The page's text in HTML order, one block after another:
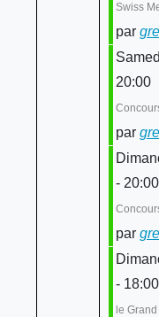
Swiss
par
20:00
par
- 20:00
par
- 18:00
le